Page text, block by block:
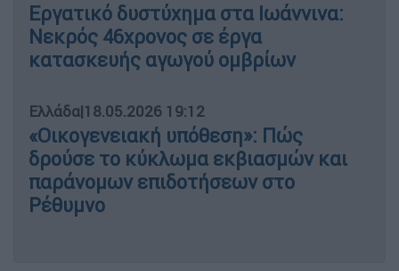
Εργατικό δυστύχημα στα Ιωάννινα:
Νεκρός 46χρονος σε έργα
κατασκευής αγωγού ομβρίων
Ελλάδα|18.05.2026 19:12
«Οικογενειακή υπόθεση»: Πώς
δρούσε το κύκλωμα εκβιασμών και
παράνομων επιδοτήσεων στο
Ρέθυμνο